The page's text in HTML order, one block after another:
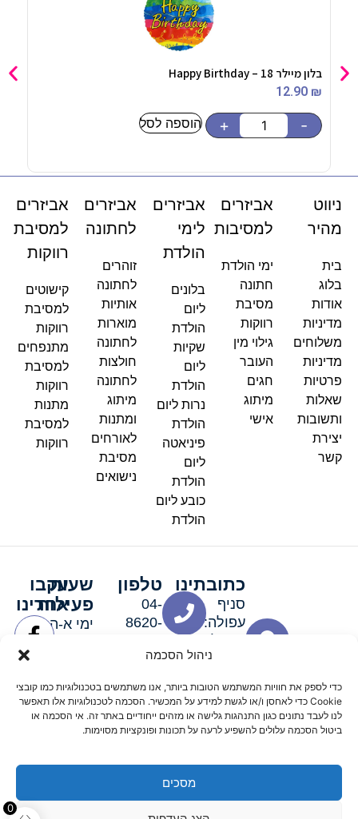
ניהול הסכמה
כדי לספק את חוויות המשתמש הטובות ביותר, אנו משתמשים בטכנולוגיות כמו קובצי
Cookie כדי לאחסן ו/או לגשת למידע על המכשיר. הסכמה לטכנולוגיות אלו תאפשר
לנו לעבד נתונים כגון התנהגות גלישה או מזהים ייחודיים באתר זה. אי הסכמה או
ביטול הסכמה עלולים להשפיע לרעה על תכונות ופונקציות מסוימות.
מסכים
0
בלון מיילר 18 – Happy Birthday
12.90 ₪
-
+ הוספה לסל
ניווט
מהיר
בית
בלוג
אודות
מדיניות
משלוחים
מדיניות
פרטיות
שאלות
ותשובות
יצירת
קשר
אביזרים
למסיבות
ימי הולדת
חתונה
מסיבת
רווקות
גילוי מין
העובר
חגים
מיתוג
אישי
אביזרים
לימי
הולדת
בלונים
ליום
הולדת
שקיות
ליום
הולדת
נרות ליום
הולדת
פיניאטה
ליום
הולדת
כובע ליום
הולדת
אביזרים
לחתונה
זוהרים
לחתונה
אותיות
מוארות
לחתונה
חולצות
לחתונה
מיתוג
ומתנות
לאורחים
מסיבת
נישואים
אביזרים
למסיבת
רווקות
קישוטים
למסיבת
רווקות
מתנפחים
למסיבת
רווקות
מתנות
למסיבת
רווקות
כתובתינו
סניף
עפולה:
סניף מגדל
האלה 19
טלפון
04-
8620-
שעות
פעילות
ימי א-ה:
ימי שישי
וערבי חג:
8:30-
15:00
עקבו
אחרינו